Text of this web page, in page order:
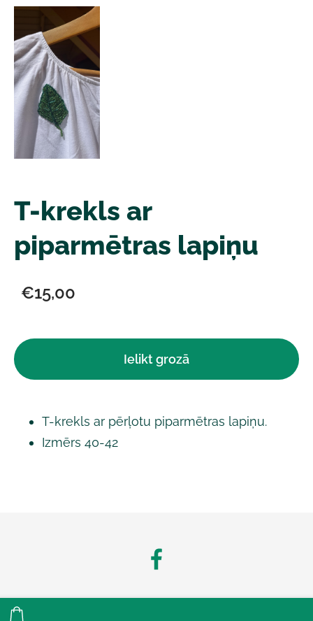
T-krekls ar
piparmētras lapiņu
€15,00
Ielikt grozā
T-krekls ar pērļotu piparmētras lapiņu.
Izmērs 40-42